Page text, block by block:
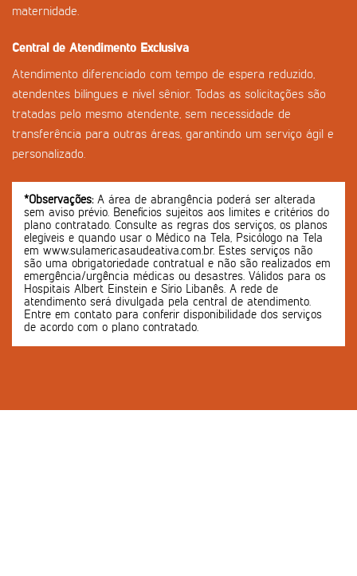
maternidade.
Central de Atendimento Exclusiva
Atendimento diferenciado com tempo de espera reduzido,
atendentes bilíngues e nível sênior. Todas as solicitações são
tratadas pelo mesmo atendente, sem necessidade de
transferência para outras áreas, garantindo um serviço ágil e
personalizado.
*Observações:A área de abrangência poderá ser alterada
sem aviso prévio. Benefícios sujeitos aos limites e critérios do
plano contratado. Consulte as regras dos serviços, os planos
elegíveis e quando usar o Médico na Tela, Psicólogo na Tela
em www.sulamericasaudeativa.com.br. Estes serviços não
são uma obrigatoriedade contratual e não são realizados em
emergência/urgência médicas ou desastres. Válidos para os
Hospitais Albert Einstein e Sírio Libanês. A rede de
atendimento será divulgada pela central de atendimento.
Entre em contato para conferir disponibilidade dos serviços
de acordo com o plano contratado.